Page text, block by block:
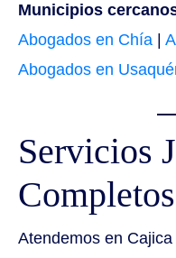
Municipios
Abogados en Chía
Abogados en
Servicios
Atendemos en